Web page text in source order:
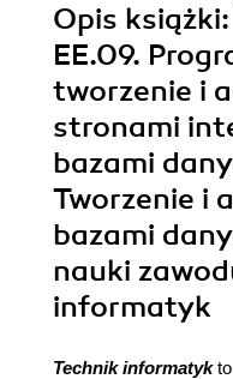
Opis książki
EE.09.
tworzenie i
stronami
bazami
Tworzenie i
bazami
nauki
informatyk
Technik informatykto